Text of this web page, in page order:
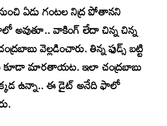
ఏడు గంటల నిద్ర పోతానని
అవుతూ.. వాకింగ్ లేదా చిన్న చిన్న
వెల్లడించారు. తిన్న ఫుడ్స్ బట్టి
మారతాయట. ఇలా చంద్రబాబు
ఉన్నా.. ఈ డైట్ అనేది ఫాలో